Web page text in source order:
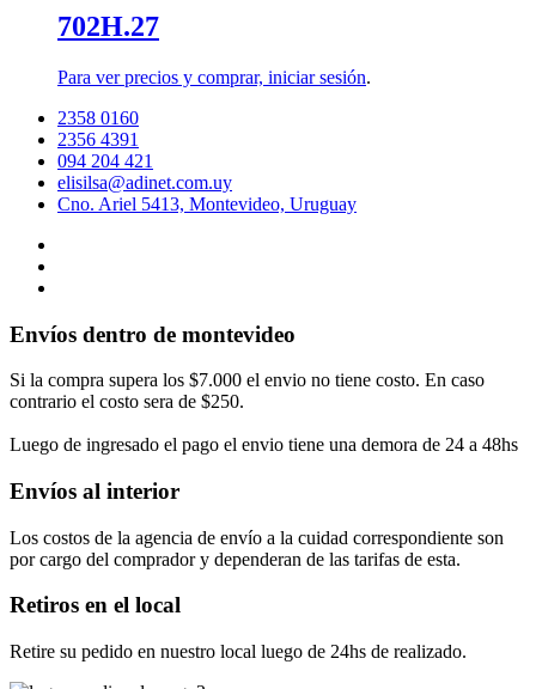
702H.27
Para ver precios y comprar, iniciar sesión.
2358 0160
2356 4391
094 204 421
elisilsa@adinet.com.uy
Cno. Ariel 5413, Montevideo, Uruguay
Envíos dentro de montevideo
Si la compra supera los $7.000 el envio no tiene costo. En caso
contrario el costo sera de $250.
Luego de ingresado el pago el envio tiene una demora de 24 a 48hs
Envíos al interior
Los costos de la agencia de envío a la cuidad correspondiente son
por cargo del comprador y dependeran de las tarifas de esta.
Retiros en el local
Retire su pedido en nuestro local luego de 24hs de realizado.